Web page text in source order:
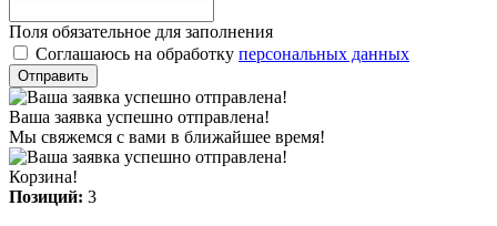
Поля обязательное для заполнения
Соглашаюсь на обработку персональных данных
Отправить
Ваша заявка успешно отправлена!
Мы свяжемся с вами в ближайшее время!
Корзина!
Позиций: 3